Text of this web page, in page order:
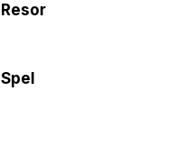
Resor
Spel